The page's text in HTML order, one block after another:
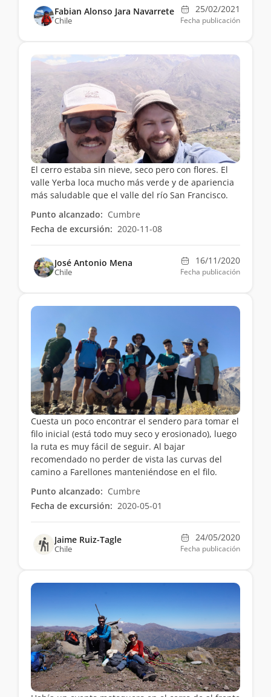
Fabian Alonso Jara Navarrete
Chile
25/02/2021
Fecha publicación
El cerro estaba sin nieve, seco pero con flores. El
valle Yerba loca mucho más verde y de apariencia
más saludable que el valle del río San Francisco.
Punto alcanzado: Cumbre
Fecha de excursión: 2020-11-08
José Antonio Mena
Chile
16/11/2020
Fecha publicación
Cuesta un poco encontrar el sendero para tomar el
filo inicial (está todo muy seco y erosionado), luego
la ruta es muy fácil de seguir. Al bajar
recomendado no perder de vista las curvas del
camino a Farellones manteniéndose en el filo.
Punto alcanzado: Cumbre
Fecha de excursión: 2020-05-01
Jaime Ruiz-Tagle
Chile
24/05/2020
Fecha publicación